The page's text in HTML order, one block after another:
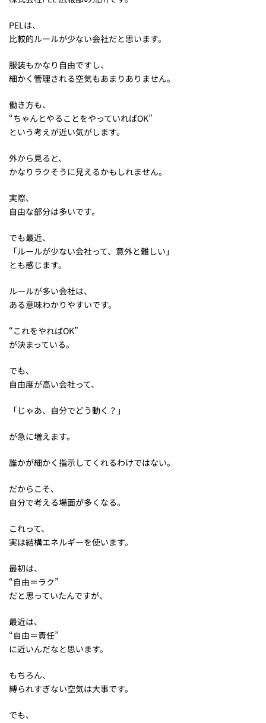
PELは、
比較的ルールが少ない会社だと思います。
服装もかなり自由ですし、
細かく管理される空気もあまりありません。
働き方も、
“ちゃんとやることをやっていればOK”
という考えが近い気がします。
外から見ると、
かなりラクそうに見えるかもしれません。
実際、
自由な部分は多いです。
でも最近、
「ルールが少ない会社って、意外と難しい」
とも感じます。
ルールが多い会社は、
ある意味わかりやすいです。
“これをやればOK”
が決まっている。
でも、
自由度が高い会社って、
「じゃあ、自分でどう動く？」
が急に増えます。
誰かが細かく指示してくれるわけではない。
だからこそ、
自分で考える場面が多くなる。
これって、
実は結構エネルギーを使います。
最初は、
“自由＝ラク”
だと思っていたんですが、
最近は、
“自由＝責任”
に近いんだなと思います。
もちろん、
縛られすぎない空気は大事です。
でも、